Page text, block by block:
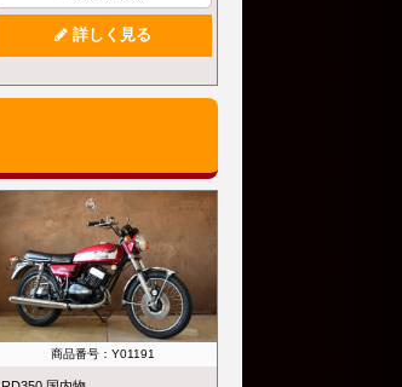
詳しく見る
商品番号：Y01191